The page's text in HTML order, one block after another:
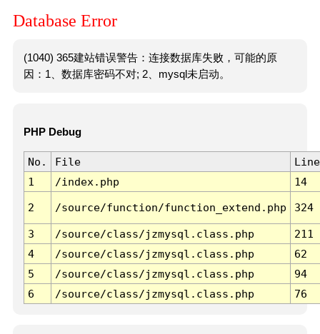
Database Error
(1040) 365建站错误警告：连接数据库失败，可能的原
因：1、数据库密码不对; 2、mysql未启动。
PHP Debug
No. File
Line
1
/index.php 14
2 /source/function/function_extend.php 324
3 /source/class/jzmysql.class.php
211
4
/source/class/jzmysql.class.php
62
5
/source/class/jzmysql.class.php
94
6
/source/class/jzmysql.class.php 76